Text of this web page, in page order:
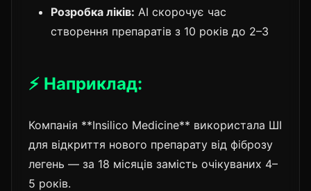
Розробка ліків: AI скорочує час
створення препаратів з 10 років до 2–3
⚡ Наприклад:
Компанія **Insilico Medicine** використала ШІ
для відкриття нового препарату від фіброзу
легень — за 18 місяців замість очікуваних 4–
5 років.